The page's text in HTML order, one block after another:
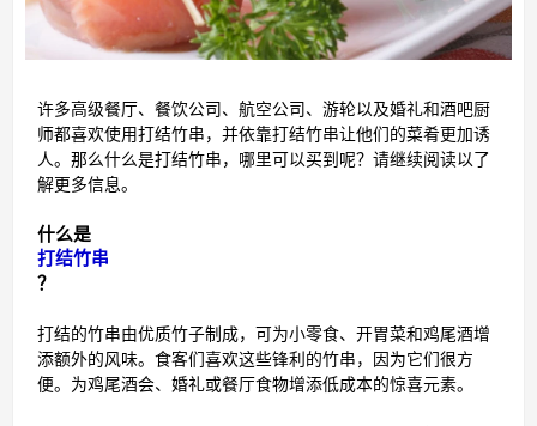
许多高级餐厅、餐饮公司、航空公司、游轮以及婚礼和酒吧厨
师都喜欢使用打结竹串，并依靠打结竹串让他们的菜肴更加诱
人。那么什么是打结竹串，哪里可以买到呢？请继续阅读以了
解更多信息。
什么是
打结竹串
？
打结的竹串由优质竹子制成，可为小零食、开胃菜和鸡尾酒增
添额外的风味。食客们喜欢这些锋利的竹串，因为它们很方
便。为鸡尾酒会、婚礼或餐厅食物增添低成本的惊喜元素。